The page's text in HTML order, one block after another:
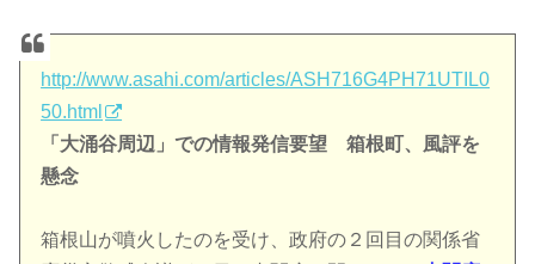
http://www.asahi.com/articles/ASH716G4PH71UTIL0
50.html
「大涌谷周辺」での情報発信要望 箱根町、風評を
懸念
箱根山が噴火したのを受け、政府の２回目の関係省